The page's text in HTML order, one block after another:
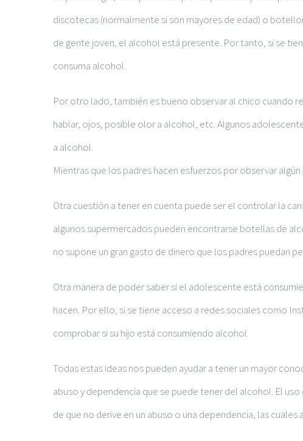
discotecas (normalmente si son mayores de edad) o
de gente joven, el alcohol está presente. Por tanto, si se
consuma alcohol.
Por otro lado, también es bueno observar al chico cuando
hablar, ojos, posible olor a alcohol, etc. Algunos
a alcohol.
Mientras que los padres hacen esfuerzos por observar
Otra cuestión a tener en cuenta puede ser el controlar la
algunos supermercados pueden encontrarse botellas de
no supone un gran gasto de dinero que los padres puedan
Otra manera de poder saber si el adolescente está
hacen. Por ello, si se tiene acceso a redes sociales como
comprobar si su hijo está consumiendo alcohol.
Todas estas ideas nos pueden ayudar a tener un mayor
abuso y dependencia que se puede tener del alcohol. El
de que no derive en un abuso o una dependencia, las cuales